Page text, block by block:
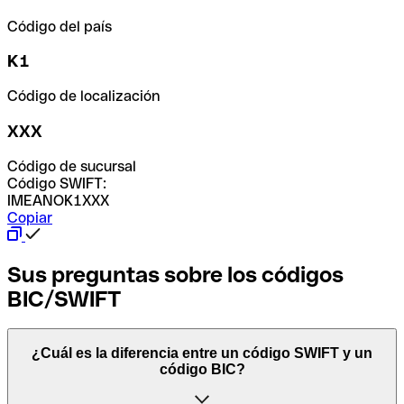
Código del país
K1
Código de localización
XXX
Código de sucursal
Código SWIFT:
IMEANOK1XXX
Copiar
Sus preguntas sobre los códigos
BIC/SWIFT
¿Cuál es la diferencia entre un código SWIFT y un
código BIC?